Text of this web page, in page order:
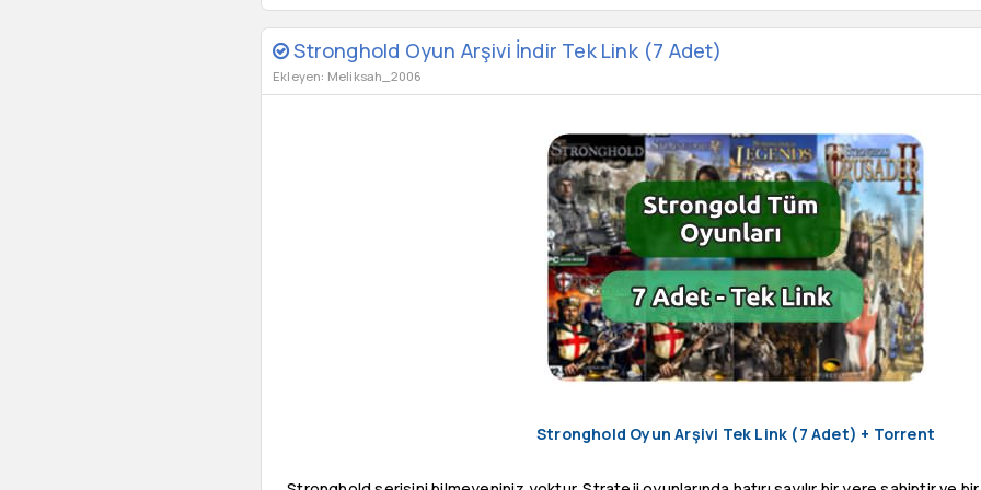
Stronghold Oyun Arşivi İndir Tek Link (7 Adet)
Ekleyen: Meliksah_2006
Stronghold Oyun Arşivi Tek Link (7 Adet) + Torrent